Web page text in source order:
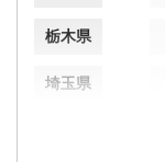
栃木県
埼玉県